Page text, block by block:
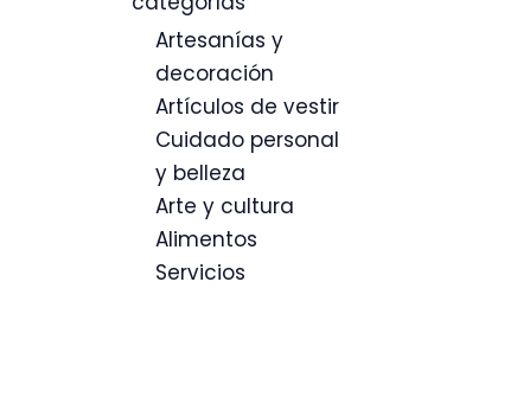
Artesanías y
decoración
Artículos de vestir
Cuidado personal
y belleza
Arte y cultura
Alimentos
Servicios